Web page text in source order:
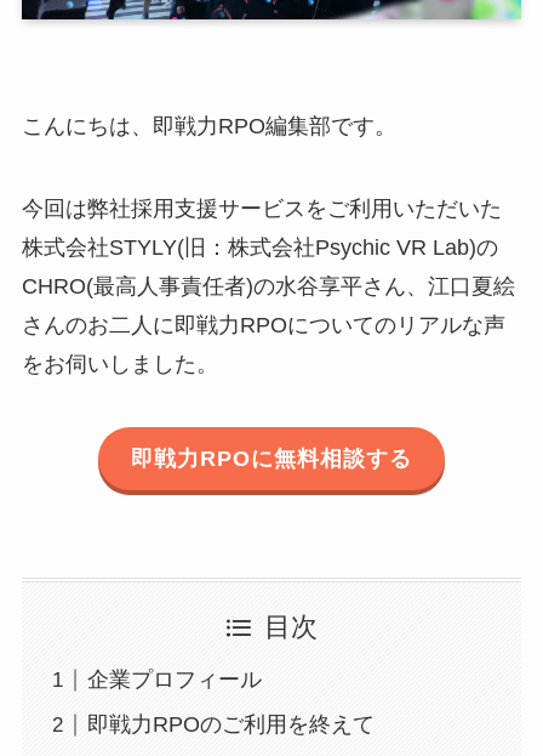
こんにちは、即戦力RPO編集部です。
今回は弊社採用支援サービスをご利用いただいた
株式会社STYLY(旧：株式会社Psychic VR Lab)の
CHRO(最高人事責任者)の水谷享平さん、江口夏絵
さんのお二人に即戦力RPOについてのリアルな声
をお伺いしました。
即戦力RPOに無料相談する
目次
企業プロフィール
即戦力RPOのご利用を終えて